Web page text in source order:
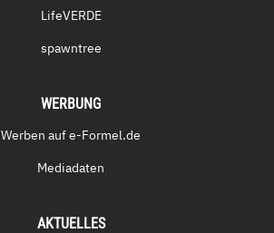
LifeVERDE
spawntree
WERBUNG
Werben auf e-Formel.de
Mediadaten
AKTUELLES